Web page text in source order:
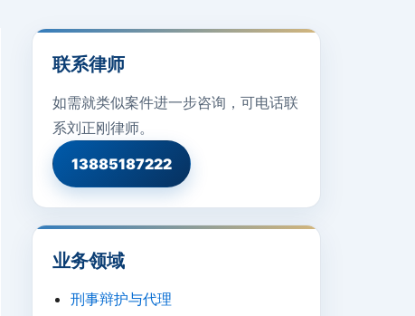
联系律师
如需就类似案件进一步咨询，可电话联
系刘正刚律师。
13885187222
业务领域
刑事辩护与代理